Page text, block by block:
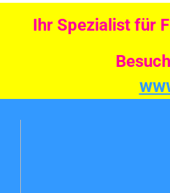
Ihr Spezialist für